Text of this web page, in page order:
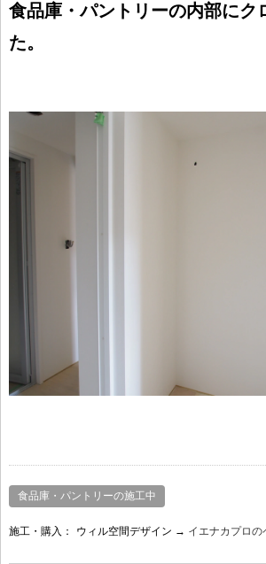
食品庫・パントリーの内部にク
た。
食品庫・パントリーの施工中
施工・購入： ウィル空間デザイン → イエナカプロの